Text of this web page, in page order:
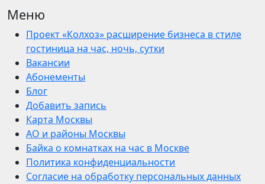
Меню
Проект «Колхоз» расширение бизнеса в стиле
гостиница на час, ночь, сутки
Вакансии
Абонементы
Блог
Добавить запись
Карта Москвы
АО и районы Москвы
Байка о комнатках на час в Москве
Политика конфиденциальности
Согласие на обработку персональных данных